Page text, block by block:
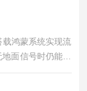
鸿蒙系统实现流
面信号时仍能双
标志覆盖气体、